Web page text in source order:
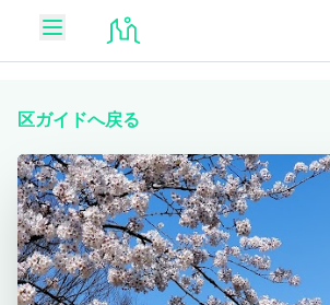
区ガイドへ戻る